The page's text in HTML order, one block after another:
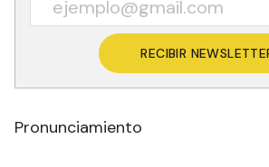
RECIBIR
Pronunciamiento